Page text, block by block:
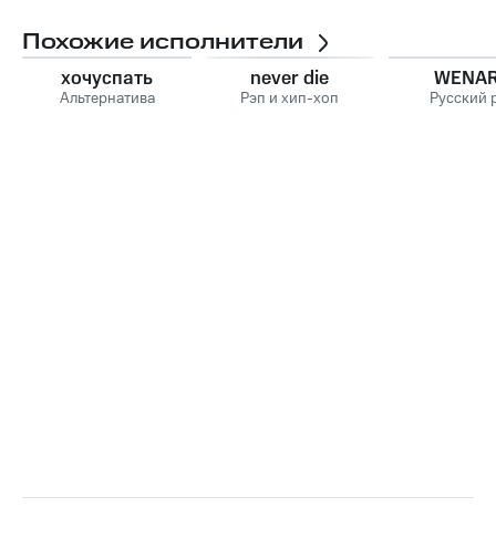
Похожие исполнители
хочуспать
Альтернатива
never die
Рэп и хип-хоп Русский